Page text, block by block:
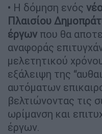
• Η δόμηση ενός
Πλαισίου
έργων που θα
αναφοράς
μελετητικού
εξάλειψη της
αυτόματων
βελτιώνοντας τις
ωρίμανση και
έργων.